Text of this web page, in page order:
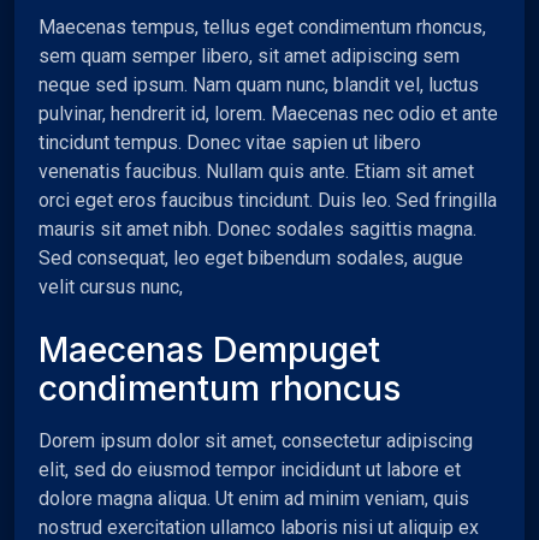
Maecenas tempus, tellus eget condimentum rhoncus,
sem quam semper libero, sit amet adipiscing sem
neque sed ipsum. Nam quam nunc, blandit vel, luctus
pulvinar, hendrerit id, lorem. Maecenas nec odio et ante
tincidunt tempus. Donec vitae sapien ut libero
venenatis faucibus. Nullam quis ante. Etiam sit amet
orci eget eros faucibus tincidunt. Duis leo. Sed fringilla
mauris sit amet nibh. Donec sodales sagittis magna.
Sed consequat, leo eget bibendum sodales, augue
velit cursus nunc,
Maecenas Dempuget
condimentum rhoncus
Dorem ipsum dolor sit amet, consectetur adipiscing
elit, sed do eiusmod tempor incididunt ut labore et
dolore magna aliqua. Ut enim ad minim veniam, quis
nostrud exercitation ullamco laboris nisi ut aliquip ex